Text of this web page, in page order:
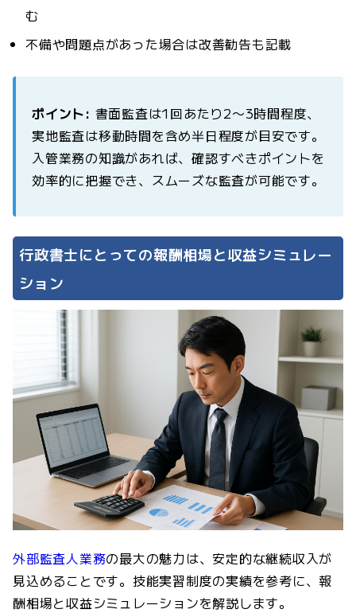
む
不備や問題点があった場合は改善勧告も記載
ポイント: 書面監査は1回あたり2〜3時間程度、
実地監査は移動時間を含め半日程度が目安です。
入管業務の知識があれば、確認すべきポイントを
効率的に把握でき、スムーズな監査が可能です。
行政書士にとっての報酬相場と収益シミュレー
ション
外部監査人業務の最大の魅力は、安定的な継続収入が
見込めることです。技能実習制度の実績を参考に、報
酬相場と収益シミュレーションを解説します。